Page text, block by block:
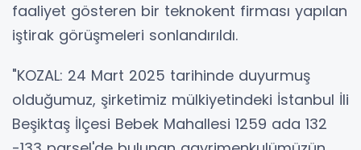
faaliyet gösteren bir teknokent firması yapılan
iştirak görüşmeleri sonlandırıldı.
"KOZAL: 24 Mart 2025 tarihinde duyurmuş
olduğumuz, şirketimiz mülkiyetindeki İstanbul İli
Beşiktaş İlçesi Bebek Mahallesi 1259 ada 132